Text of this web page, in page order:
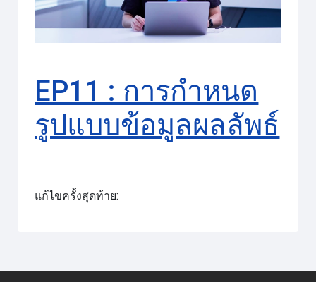
EP11 : การกำหนด
รูปแบบข้อมูลผลลัพธ์
แก้ไขครั้งสุดท้าย: